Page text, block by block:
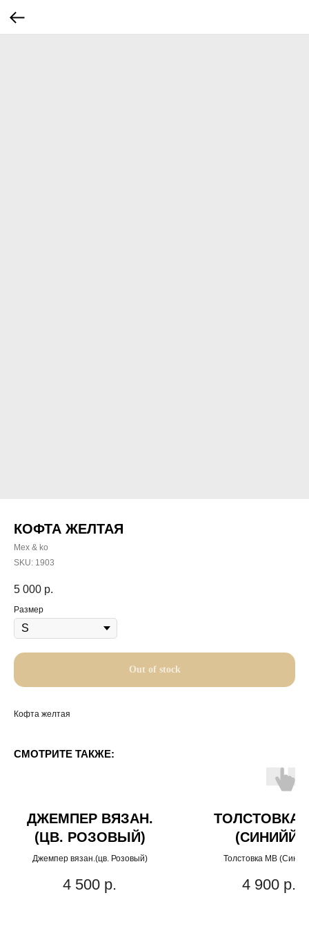
КОФТА ЖЕЛТАЯ
Mex & ko
SKU: 1903
5 000 р.
Размер
Out of stock
Кофта желтая
СМОТРИТЕ ТАКЖЕ:
ДЖЕМПЕР ВЯЗАН.
(ЦВ. РОЗОВЫЙ)
Джемпер вязан.(цв. Розовый)
4 500 р.
ТОЛСТОВКА
(СИНИЙЙ)
Толстовка МВ
4 900 р.